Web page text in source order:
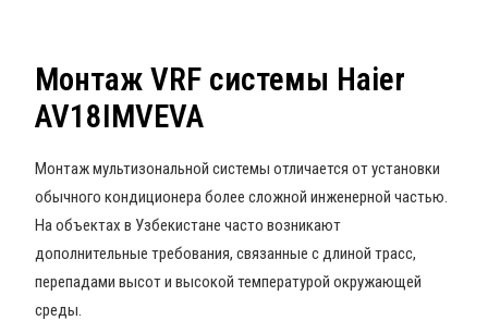
Монтаж VRF системы Haier
AV18IMVEVA
Монтаж мультизональной системы отличается от установки
обычного кондиционера более сложной инженерной частью.
На объектах в Узбекистане часто возникают
дополнительные требования, связанные с длиной трасс,
перепадами высот и высокой температурой окружающей
среды.